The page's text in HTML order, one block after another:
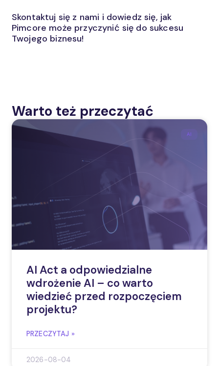
Skontaktuj się z nami i dowiedz się, jak
Pimcore może przyczynić się do sukcesu
Twojego biznesu!
Warto też przeczytać
AI
AI Act a odpowiedzialne
wdrożenie AI – co warto
wiedzieć przed rozpoczęciem
projektu?
PRZECZYTAJ »
2026-08-04